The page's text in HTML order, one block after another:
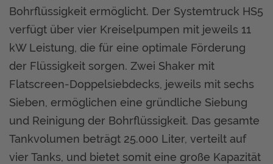
Bohrflüssigkeit ermöglicht. Der Systemtruck HS5
verfügt über vier Kreiselpumpen mit jeweils 11
kW Leistung, die für eine optimale Förderung
der Flüssigkeit sorgen. Zwei Shaker mit
Flatscreen-Doppelsiebdecks, jeweils mit sechs
Sieben, ermöglichen eine gründliche Siebung
und Reinigung der Bohrflüssigkeit. Das gesamte
Tankvolumen beträgt 25.000 Liter, verteilt auf
vier Tanks, und bietet somit eine große Kapazität